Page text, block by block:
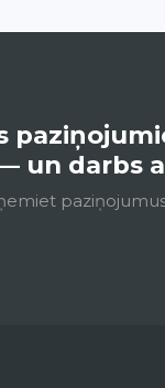
un darbs